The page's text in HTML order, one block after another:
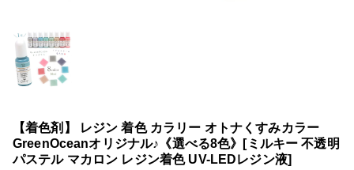
【着色剤】 レジン 着色 カラリー オトナくすみカラー
GreenOceanオリジナル♪《選べる8色》[ミルキー 不透明
パステル マカロン レジン着色 UV-LEDレジン液]